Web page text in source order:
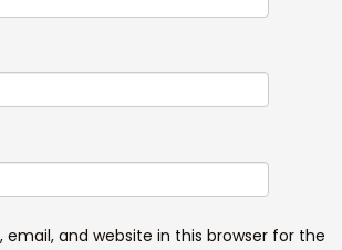
email, and website in this browser for the